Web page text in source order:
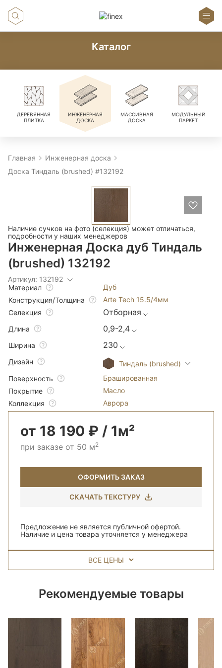
Каталог
ДЕРЕВЯННАЯ
ПЛИТКА
ИНЖЕНЕРНАЯ
ДОСКА
МАССИВНАЯ
ДОСКА
МОДУЛЬНЫЙ
ПАРКЕТ
Главная
Инженерная доска
Доска Тиндаль (brushed) #132192
Наличие сучков на фото (селекция) может отличаться,
подробности у наших менеджеров
Инженерная Доска дуб Тиндаль
(brushed) 132192
Артикул: 132192
Материал
Дуб
Конструкция/Толщина
Arte Tech 15.5/4мм
Селекция
Отборная
Длина 0,9-2,4
Ширина 230
Дизайн
Тиндаль (brushed)
Поверхность
Брашированная
Покрытие
Масло
Коллекция
Аврора
от 18 190 ₽ / 1м²
при заказе от 50 м2
ОФОРМИТЬ ЗАКАЗ
СКАЧАТЬ ТЕКСТУРУ
Предложение не является публичной офертой.
Наличие и цена товара уточняется у менеджера
ВСЕ ЦЕНЫ
Рекомендуемые товары